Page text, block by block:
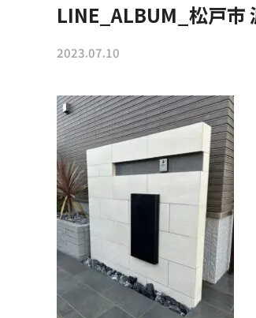
LINE_ALBUM_松戸市
2023.07.10